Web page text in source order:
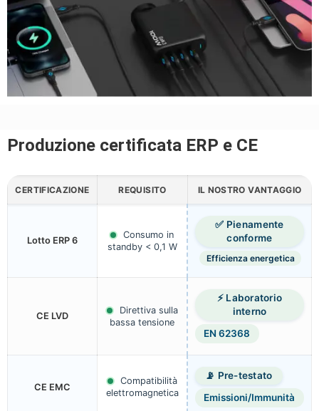
Produzione certificata ERP e CE
CERTIFICAZIONE REQUISITO IL NOSTRO VANTAGGIO
Lotto ERP 6
Consumo in
standby < 0,1 W
✅ Pienamente
conforme
Efficienza energetica
CE LVD
Direttiva sulla
bassa tensione
⚡ Laboratorio
interno
EN 62368
CE EMC
Compatibilità
elettromagnetica
📡 Pre-testato
Emissioni/Immunità